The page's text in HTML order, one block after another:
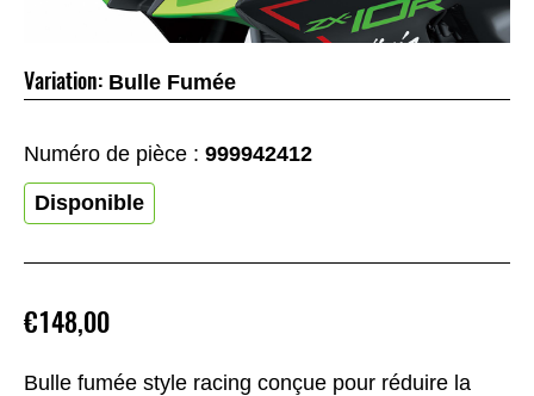
Bulle fumée style racing conçue pour réduire la
€148,00
Variation: Bulle Fumée
Numéro de pièce : 999942412
Disponible